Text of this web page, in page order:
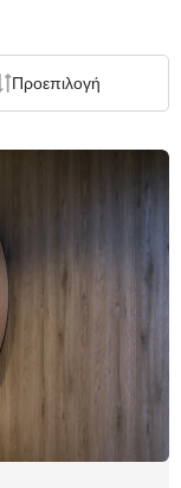
Προεπιλογή